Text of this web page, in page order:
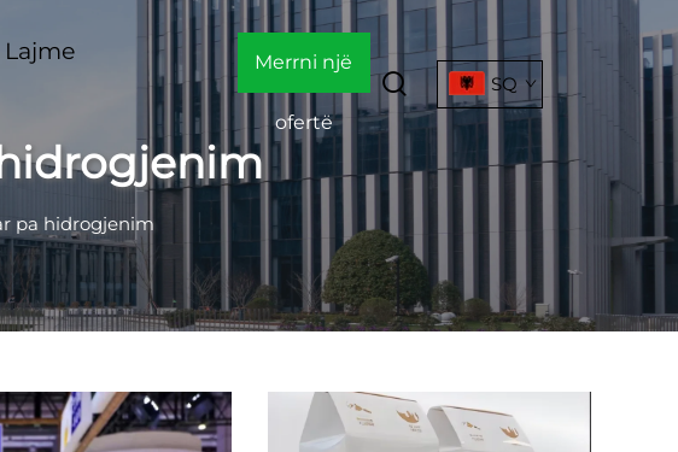
Lajme Merrni një
ofertë
SQ
pa hidrogjenim